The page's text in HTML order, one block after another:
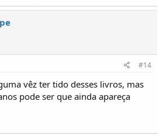
#14
vêz ter tido desses livros, mas
pode ser que ainda apareça